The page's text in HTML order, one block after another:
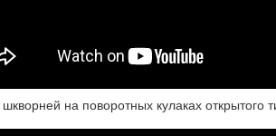
на поворотных кулаках открытого